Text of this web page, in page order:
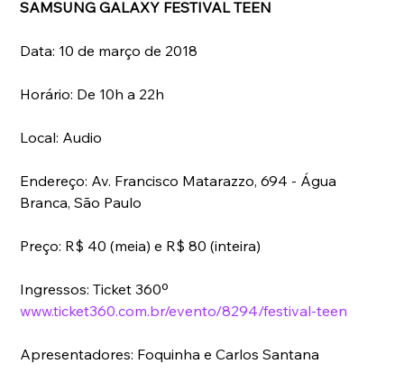
SAMSUNG GALAXY FESTIVAL TEEN
Data: 10 de março de 2018
Horário: De 10h a 22h
Local: Audio
Endereço: Av. Francisco Matarazzo, 694 - Água
Branca, São Paulo
Preço: R$ 40 (meia) e R$ 80 (inteira)
Ingressos: Ticket 360º
www.ticket360.com.br/evento/8294/festival-teen
Apresentadores: Foquinha e Carlos Santana